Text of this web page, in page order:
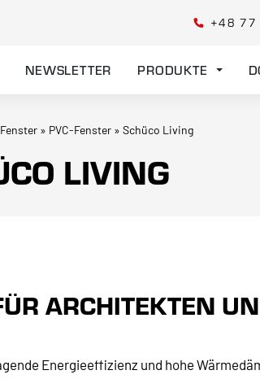
+48
NEWSLETTER PRODUKTE
Fenster » PVC-Fenster » Schüco Living
LIVING
ARCHITEKTEN
Energieeffizienz und hohe